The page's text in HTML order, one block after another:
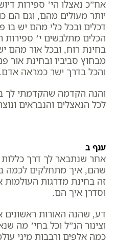
אח”כ נאצלו הי’ ספירות
יותר מעולים מהם, וגם הם
דכלים ובכל כלי מהם יש בו
הכלים מתלבשים י’ ספירות
בחינת רוח, ובכל אור מהם
מבחוץ סביביו ובחינת אור
והכל בדרך ישר כמראה אדם.
והנה הקדמה שהקדמתי לך
לכל הנאצלים והנבראים
ענף ב
אחר שנתבאר לך דרך כללות
שהם, איך מתחלקים לכמה
זה בחינת מדרגות
וסדרן איך הם.
דע, שהנה האורות ראשונים
וצינור הנ”ל וכל בחי’ מה
כמה אלפים ורבבות מיני